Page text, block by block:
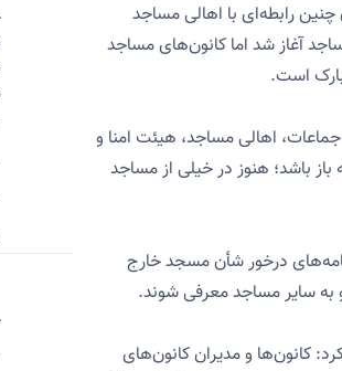
رابطه‌‌ای با اهالی مساجد
آغاز شد اما کانون‌های مساجد
است.
بیان اینکه کانون‌های مسجد با ۴ مجموعه ائمه جماعات، اهالی مساجد، هیئت امنا و
باشد؛ هنوز در خیلی از مساجد
درخور شأن مسجد خارج
به سایر مساجد معرفی شوند.
کانون‌ها و مدیران کانون‌های